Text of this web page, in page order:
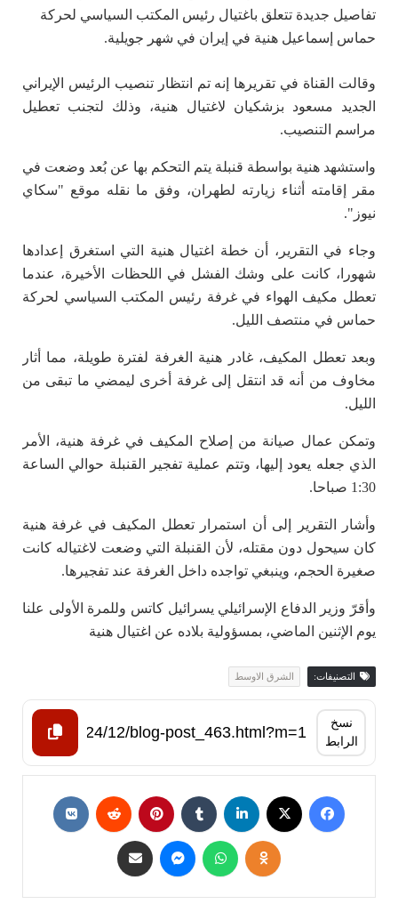
تفاصيل جديدة تتعلق باغتيال رئيس المكتب السياسي لحركة
حماس إسماعيل هنية في إيران في شهر جويلية.
وقالت القناة في تقريرها إنه تم انتظار تنصيب الرئيس الإيراني
الجديد مسعود بزشكيان لاغتيال هنية، وذلك لتجنب تعطيل
مراسم التنصيب.
واستشهد هنية بواسطة قنبلة يتم التحكم بها عن بُعد وضعت في
مقر إقامته أثناء زيارته لطهران، وفق ما نقله موقع "سكاي
نيوز".
وجاء في التقرير، أن خطة اغتيال هنية التي استغرق إعدادها
شهورا، كانت على وشك الفشل في اللحظات الأخيرة، عندما
تعطل مكيف الهواء في غرفة رئيس المكتب السياسي لحركة
حماس في منتصف الليل.
وبعد تعطل المكيف، غادر هنية الغرفة لفترة طويلة، مما أثار
مخاوف من أنه قد انتقل إلى غرفة أخرى ليمضي ما تبقى من
الليل.
وتمكن عمال صيانة من إصلاح المكيف في غرفة هنية، الأمر
الذي جعله يعود إليها، وتتم عملية تفجير القنبلة حوالي الساعة
1:30 صباحا.
وأشار التقرير إلى أن استمرار تعطل المكيف في غرفة هنية
كان سيحول دون مقتله، لأن القنبلة التي وضعت لاغتياله كانت
صغيرة الحجم، وينبغي تواجده داخل الغرفة عند تفجيرها.
وأقرّ وزير الدفاع الإسرائيلي يسرائيل كاتس وللمرة الأولى علنا
يوم الإثنين الماضي، بمسؤولية بلاده عن اغتيال هنية
التصنيفات: الشرق الاوسط
نسخ
الرابط